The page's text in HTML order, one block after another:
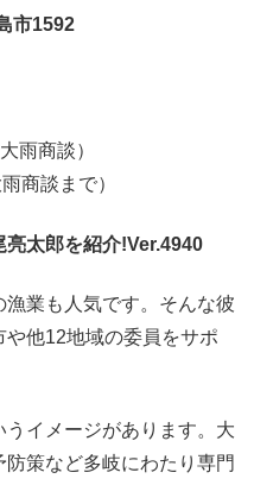
市1592
雨商談）
商談まで）
太郎を紹介!Ver.4940
業も人気です。そんな彼
他12地域の委員をサポ
イメージがあります。大
策など多岐にわたり専門